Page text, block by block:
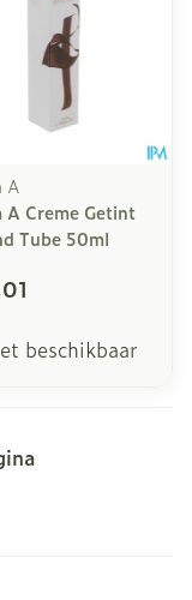
A
A Creme Getint
Tube 50ml
beschikbaar
pagina